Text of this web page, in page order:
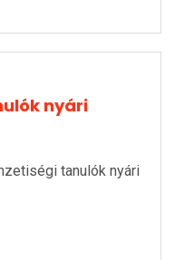
nyári
tanulók nyári